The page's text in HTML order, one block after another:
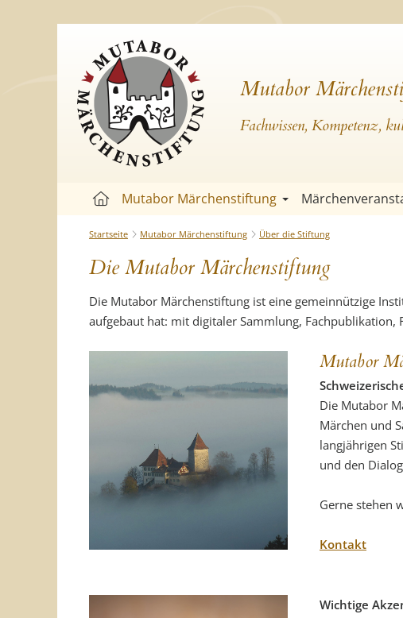
Mutabor
Fachwissen, Kompetenz,
Mutabor Märchenstiftung
Startseite Mutabor Märchenstiftung Über die Stiftung
Die Mutabor Märchenstiftung
Die Mutabor Märchenstiftung ist eine gemeinnützige
aufgebaut hat: mit digitaler Sammlung,
Mutabor
Die Mutabor
Märchen und
langjährigen
und den
Gerne stehen
Kontakt
Wichtige